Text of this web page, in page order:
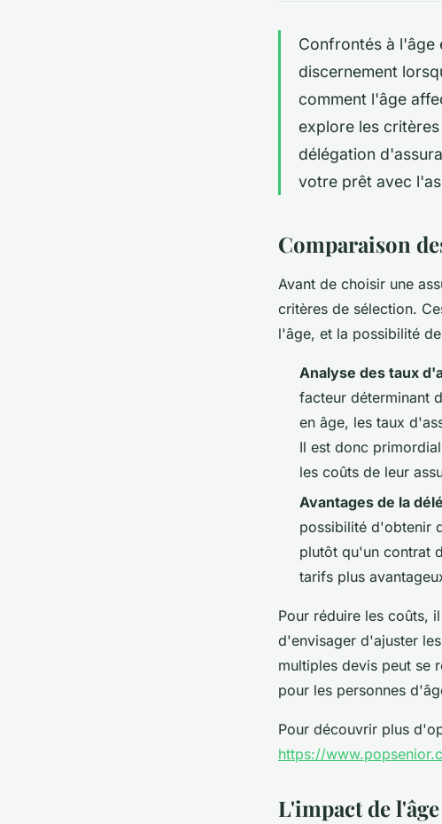
Confrontés à l'âge
discernement
comment l'âge
explore les
délégation
votre prêt avec
Comparaison
Avant de choisir une
critères de sélection.
l'âge, et la possibilité
Analyse des taux
facteur déterminant
en âge, les taux
Il est donc
les coûts de leur
Avantages de la
possibilité d'obtenir
plutôt qu'un contrat
tarifs plus
Pour réduire les coûts,
d'envisager d'ajuster
multiples devis peut se
pour les personnes
Pour découvrir plus
https://
L'impact de